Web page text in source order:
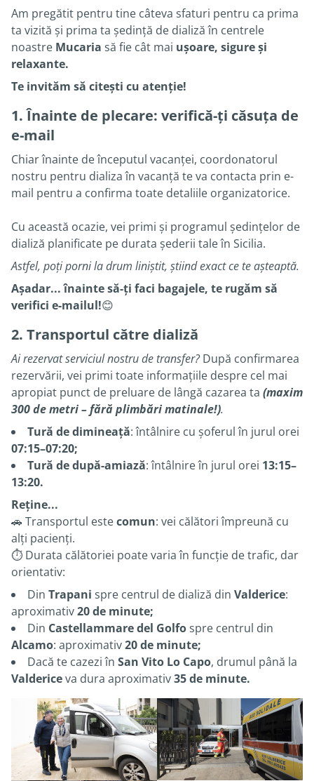
Am pregătit pentru tine câteva sfaturi pentru ca prima
ta vizită și prima ta ședință de dializă în centrele
noastre Mucaria să fie cât mai ușoare, sigure și
relaxante.
Te invităm să citești cu atenție!
1. Înainte de plecare: verifică-ți căsuța de
e-mail
Chiar înainte de începutul vacanței, coordonatorul
nostru pentru dializa în vacanță te va contacta prin e-
mail pentru a confirma toate detaliile organizatorice.
Cu această ocazie, vei primi și programul ședințelor de
dializă planificate pe durata șederii tale în Sicilia.
Astfel, poți porni la drum liniștit, știind exact ce te așteaptă.
Așadar... înainte să-ți faci bagajele, te rugăm să
verifici e-mailul!😊
2. Transportul către dializă
Ai rezervat serviciul nostru de transfer?După confirmarea
rezervării, vei primi toate informațiile despre cel mai
apropiat punct de preluare de lângă cazarea ta (maxim
300 de metri – fără plimbări matinale!).
Tură de dimineață: întâlnire cu șoferul în jurul orei
07:15–07:20;
Tură de după-amiază: întâlnire în jurul orei 13:15–
13:20.
Reține...
🚗 Transportul estecomun: vei călători împreună cu
alți pacienți.
⏱️ Durata călătoriei poate varia în funcție de trafic, dar
orientativ:
Din Trapani spre centrul de dializă din Valderice:
aproximativ20 de minute;
Din Castellammare del Golfospre centrul din
Alcamo: aproximativ20 de minute;
Dacă te cazezi în San Vito Lo Capo, drumul până la
Valdericeva dura aproximativ35 de minute.